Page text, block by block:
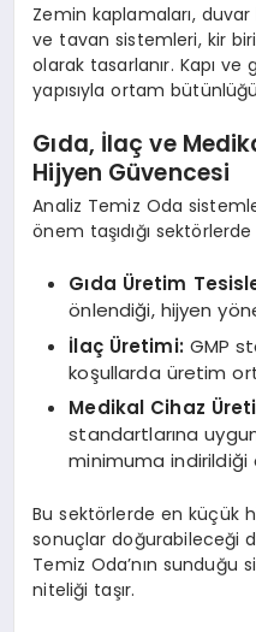
Zemin kaplamaları, duvar
ve tavan sistemleri, kir
olarak tasarlanır. Kapı ve
yapısıyla ortam
Gıda, İlaç ve
Hijyen Güvencesi
Analiz Temiz Oda
önem taşıdığı
Gıda Üretim
önlendiği, hijyen
İlaç Üretimi: GMP
koşullarda üretim
Medikal Cihaz
standartlarına
minimuma indirildiği
Bu sektörlerde en küçük
sonuçlar doğurabileceği
Temiz Oda’nın sunduğu
niteliği taşır.